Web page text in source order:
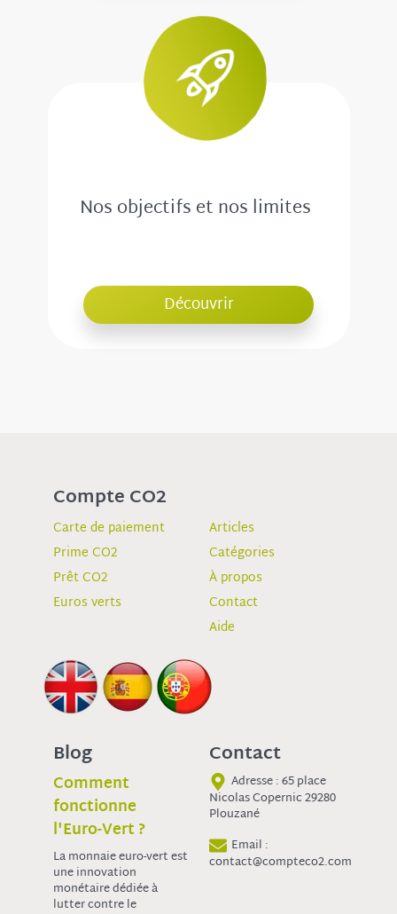
Nos objectifs et nos limites
Découvrir
Compte CO2
Carte de paiement
Prime CO2
Prêt CO2
Euros verts
Articles
Catégories
À propos
Contact
Aide
Blog
Comment
fonctionne
l'Euro-Vert ?
La monnaie euro-vert est
une innovation
monétaire dédiée à
lutter contre le
Contact
Adresse : 65 place
Nicolas Copernic 29280
Plouzané
Email :
contact@compteco2.com